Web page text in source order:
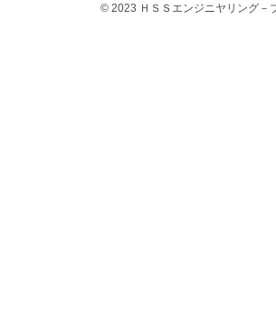
© 2023 ＨＳＳエンジニヤリング－